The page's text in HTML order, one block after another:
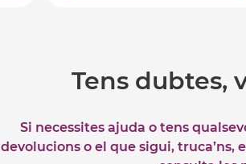
Tens dubtes,
Si necessites ajuda o tens
devolucions o el que sigui, truca’ns,